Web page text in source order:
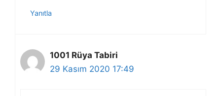
Yanıtla
1001 Rüya Tabiri
29 Kasım 2020 17:49